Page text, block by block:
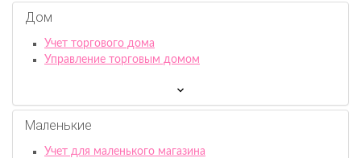
Дом
Учет торгового дома
Управление торговым домом
Маленькие
Учет для маленького магазина